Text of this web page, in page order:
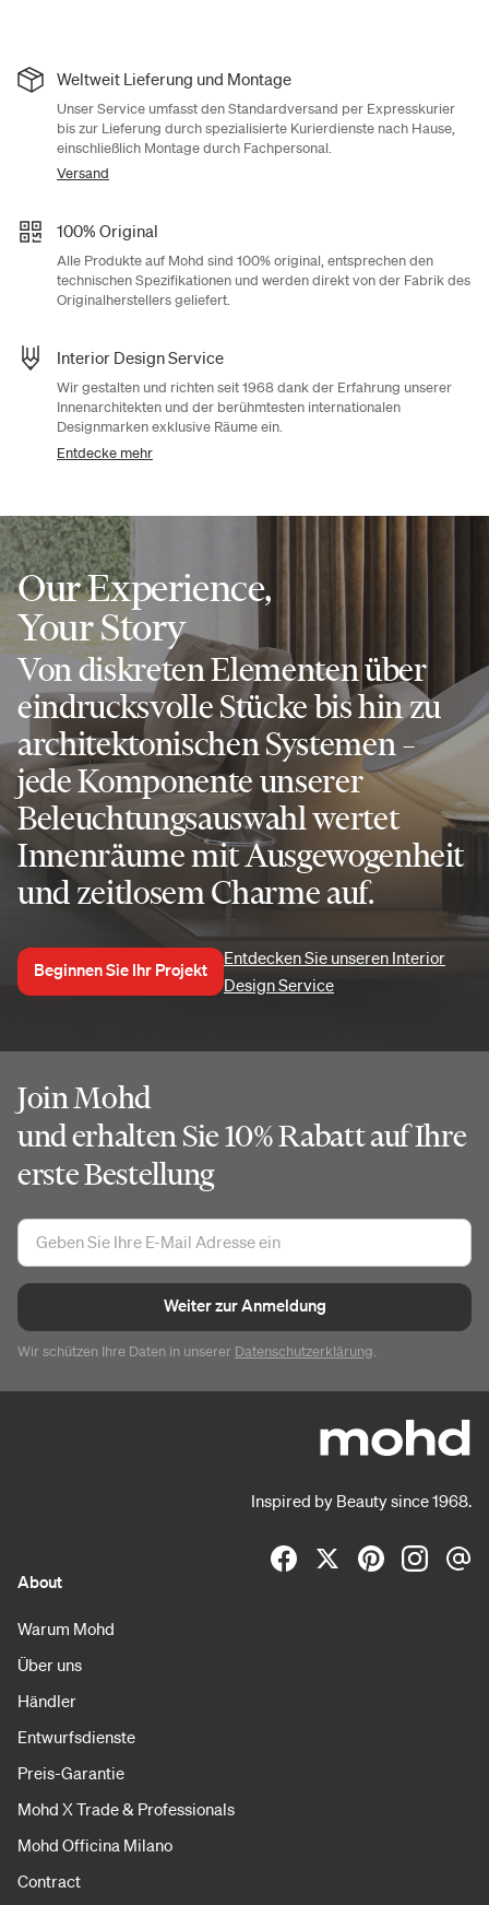
Weltweit Lieferung und Montage
Unser Service umfasst den Standardversand per Expresskurier
bis zur Lieferung durch spezialisierte Kurierdienste nach Hause,
einschließlich Montage durch Fachpersonal.
Versand
100% Original
Alle Produkte auf Mohd sind 100% original, entsprechen den
technischen Spezifikationen und werden direkt von der Fabrik des
Originalherstellers geliefert.
Interior Design Service
Wir gestalten und richten seit 1968 dank der Erfahrung unserer
Innenarchitekten und der berühmtesten internationalen
Designmarken exklusive Räume ein.
Entdecke mehr
Our Experience,
Your Story
Von diskreten Elementen über
eindrucksvolle Stücke bis hin zu
architektonischen Systemen –
jede Komponente unserer
Beleuchtungsauswahl wertet
Innenräume mit Ausgewogenheit
und zeitlosem Charme auf.
Beginnen Sie Ihr Projekt
Entdecken Sie unseren Interior
Design Service
Join Mohd
und erhalten Sie 10% Rabatt auf Ihre
erste Bestellung
Weiter zur Anmeldung
Wir schützen Ihre Daten in unserer Datenschutzerklärung.
Inspired by Beauty since 1968.
About
Warum Mohd
Über uns
Händler
Entwurfsdienste
Preis-Garantie
Mohd X Trade & Professionals
Mohd Officina Milano
Contract